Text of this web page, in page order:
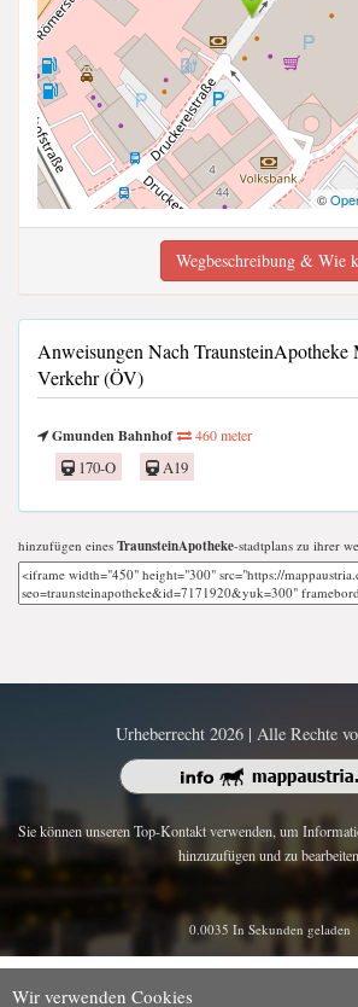
©
Wegbeschreibung & Wie
Anweisungen Nach
Verkehr (ÖV)
Gmunden Bahnhof 460 meter
170-O A19
hinzufügen eines TraunsteinApotheke-stadtplans zu ihrer
Urheberrecht 2026 | Alle Rechte
Sie können unseren Top-Kontakt verwenden, um
hinzuzufügen und zu
0.0035 In Sekunden geladen
Wir verwenden Cookies